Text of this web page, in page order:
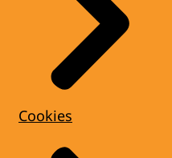
Cookies